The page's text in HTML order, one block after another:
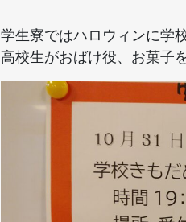
学生寮ではハロウィンに学
高校生がおばけ役、お菓子